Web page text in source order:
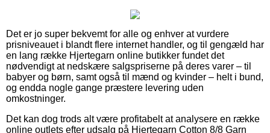
Det er jo super bekvemt for alle og enhver at vurdere
prisniveauet i blandt flere internet handler, og til gengæld har
en lang række Hjertegarn online butikker fundet det
nødvendigt at nedskære salgspriserne på deres varer – til
babyer og børn, samt også til mænd og kvinder – helt i bund,
og endda nogle gange præstere levering uden
omkostninger.
Det kan dog trods alt være profitabelt at analysere en række
online outlets efter udsalg på Hjertegarn Cotton 8/8 Garn